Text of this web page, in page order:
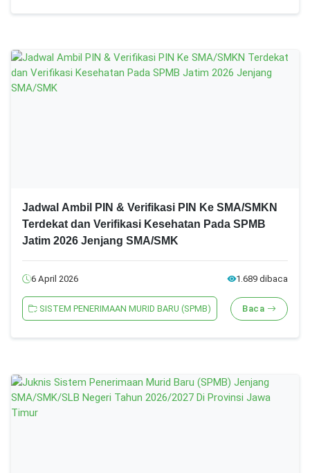
Jadwal Ambil PIN & Verifikasi PIN Ke SMA/SMKN
Terdekat dan Verifikasi Kesehatan Pada SPMB
Jatim 2026 Jenjang SMA/SMK
6 April 2026 1.689 dibaca
SISTEM PENERIMAAN MURID BARU (SPMB) Baca